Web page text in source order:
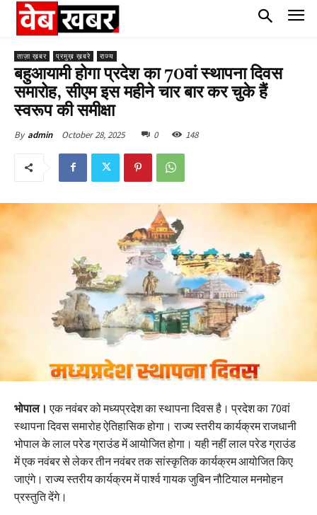
ताज़ा ख़बर प्रमुख़ ख़बरे राज्य
बहुआयामी होगा प्रदेश का 70वां स्थापना दिवस
समारोह, सीएम इस महीने चार बार कर चुके हैं
स्वरूप की समीक्षा
By admin October 28, 2025 0 148
भोपाल। एक नवंबर को मध्यप्रदेश का स्थापना दिवस है। प्रदेश का 70वां
स्थापना दिवस समारोह ऐतिहासिक होगा। राज्य स्तरीय कार्यक्रम राजधानी
भोपाल के लाल परेड ग्राउंड में आयोजित होगा। यही नहीं लाल परेड ग्राउंड
में एक नवंबर से लेकर तीन नवंबर तक सांस्कृतिक कार्यक्रम आयोजित किए
जाएंगे। राज्य स्तरीय कार्यक्रम में पार्श्व गायक जुबिन नौटियाल मनमोहन
प्रस्तुति देंगे।